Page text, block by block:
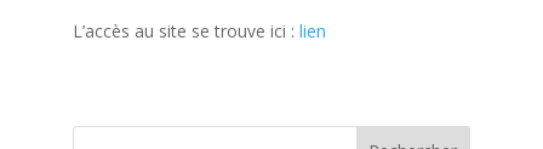
L’accès au site se trouve ici : lien